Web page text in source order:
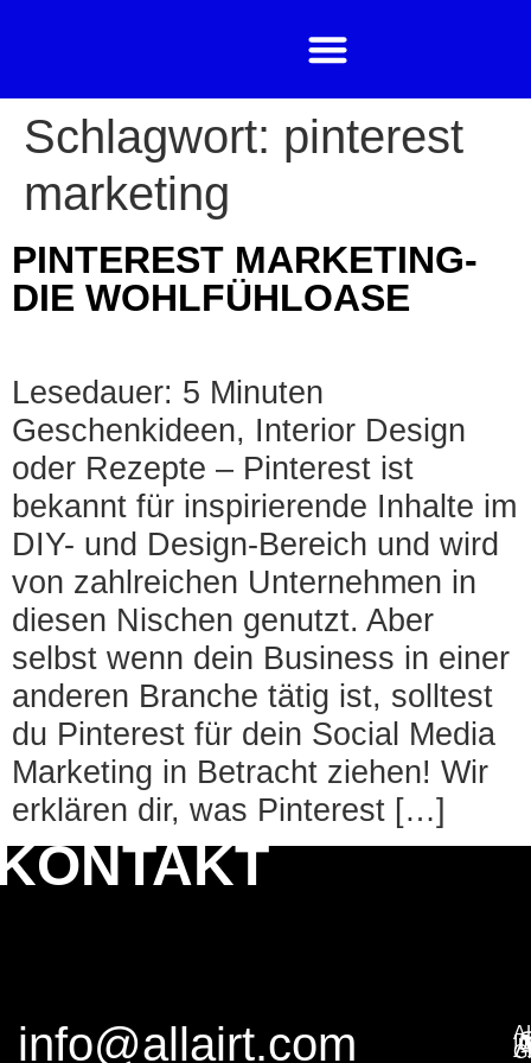
Schlagwort: pinterest
marketing
PINTEREST MARKETING-
DIE WOHLFÜHLOASE
Lesedauer: 5 Minuten
Geschenkideen, Interior Design
oder Rezepte – Pinterest ist
bekannt für inspirierende Inhalte im
DIY- und Design-Bereich und wird
von zahlreichen Unternehmen in
diesen Nischen genutzt. Aber
selbst wenn dein Business in einer
anderen Branche tätig ist, solltest
du Pinterest für dein Social Media
Marketing in Betracht ziehen! Wir
erklären dir, was Pinterest […]
info@allairt.com